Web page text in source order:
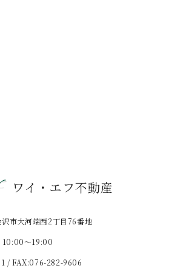
ワイ・エフ不動産
市大河端西2丁目76番地
10:00〜19:00
/ FAX:076-282-9606